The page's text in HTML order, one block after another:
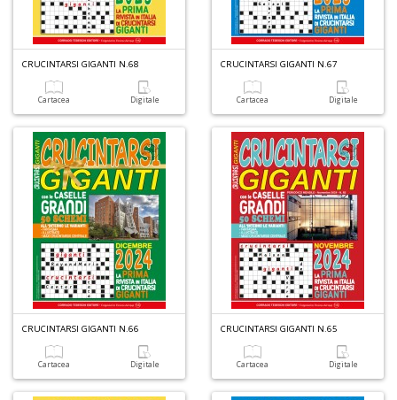
CRUCINTARSI GIGANTI N.68
Cartacea Digitale
CRUCINTARSI GIGANTI N.67
Cartacea Digitale
CRUCINTARSI GIGANTI N.66
Cartacea Digitale
CRUCINTARSI GIGANTI N.65
Cartacea Digitale